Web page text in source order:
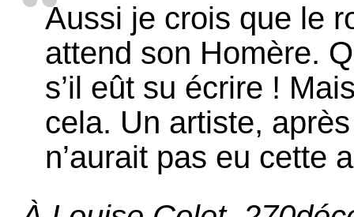
Aussi je crois que le
attend son Homère.
s’il eût su écrire !
cela. Un artiste,
n’aurait pas eu cette